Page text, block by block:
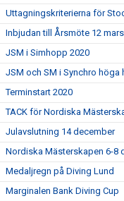
Uttagningskriterierna för
Inbjudan till Årsmöte 12
JSM i Simhopp 2020
JSM och SM i Synchro höga
Terminstart 2020
TACK för Nordiska
Julavslutning 14 december
Nordiska Mästerskapen 6-8
Medaljregn på Diving Lund
Marginalen Bank Diving Cup